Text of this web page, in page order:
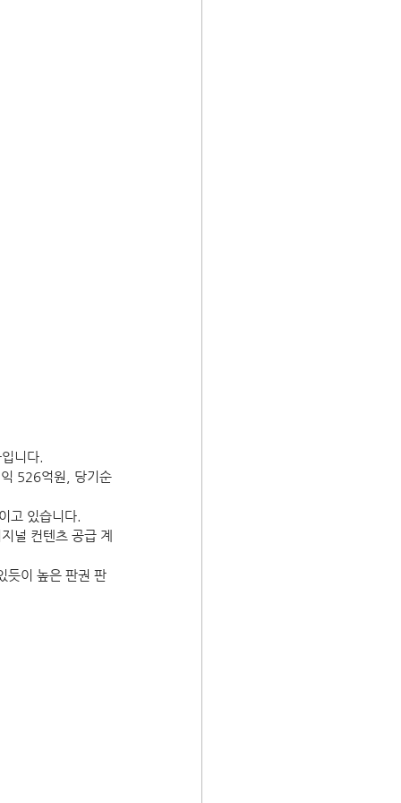
니다.
526억원, 당기순
고 있습니다.
널 컨텐츠 공급 계
듯이 높은 판권 판